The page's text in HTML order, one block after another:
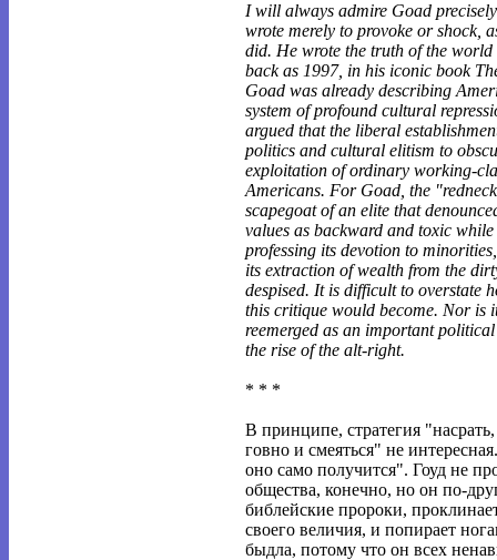
I will always admire Goad
wrote merely to provoke or shock,
did. He wrote the truth of the world
back as 1997, in his iconic book
Goad was already describing
system of profound cultural
argued that the liberal
politics and cultural elitism to
exploitation of ordinary working-
Americans. For Goad, the
scapegoat of an elite that
values as backward and toxic
professing its devotion to
its extraction of wealth from the
despised. It is difficult to overstate
this critique would become. Nor is
reemerged as an important
the rise of the alt-right.
* * *
В принципе, стратегия
говно и смеяться" не
оно само получится". Гоуд не
общества, конечно, но он по-
библейские пророки,
своего величия, и попирает
быдла, потому что он всех